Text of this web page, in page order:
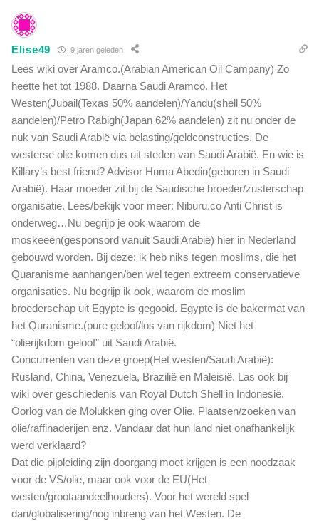
Elise49 9 jaren geleden
Lees wiki over Aramco.(Arabian American Oil Campany) Zo
heette het tot 1988. Daarna Saudi Aramco. Het
Westen(Jubail(Texas 50% aandelen)/Yandu(shell 50%
aandelen)/Petro Rabigh(Japan 62% aandelen) zit nu onder de
nuk van Saudi Arabië via belasting/geldconstructies. De
westerse olie komen dus uit steden van Saudi Arabië. En wie is
Killary’s best friend? Advisor Huma Abedin(geboren in Saudi
Arabië). Haar moeder zit bij de Saudische broeder/zusterschap
organisatie. Lees/bekijk voor meer: Niburu.co Anti Christ is
onderweg…Nu begrijp je ook waarom de
moskeeën(gesponsord vanuit Saudi Arabië) hier in Nederland
gebouwd worden. Bij deze: ik heb niks tegen moslims, die het
Quaranisme aanhangen/ben wel tegen extreem conservatieve
organisaties. Nu begrijp ik ook, waarom de moslim
broederschap uit Egypte is gegooid. Egypte is de bakermat van
het Quranisme.(pure geloof/los van rijkdom) Niet het
“olierijkdom geloof” uit Saudi Arabië.
Concurrenten van deze groep(Het westen/Saudi Arabië):
Rusland, China, Venezuela, Brazilië en Maleisië. Las ook bij
wiki over geschiedenis van Royal Dutch Shell in Indonesië.
Oorlog van de Molukken ging over Olie. Plaatsen/zoeken van
olie/raffinaderijen enz. Vandaar dat hun land niet onafhankelijk
werd verklaard?
Dat die pijpleiding zijn doorgang moet krijgen is een noodzaak
voor de VS/olie, maar ook voor de EU(Het
westen/grootaandeelhouders). Voor het wereld spel
dan/globalisering/nog inbreng van het Westen. De